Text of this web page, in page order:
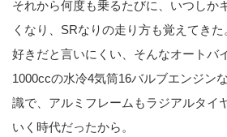
それから何度も乗るたびに、いつしか
くなり、SRなりの走り方も覚えてき
好きだと言いにくい、そんなオートバ
1000ccの水冷4気筒16バルブエンジン
識で、アルミフレームもラジアルタイ
いく時代だったから。